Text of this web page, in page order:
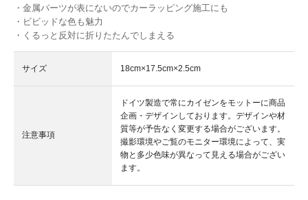
・金属パーツが表にないのでカーラッピング施工にも
・ビビッドな色も魅力
・くるっと反対に折りたたんでしまえる
サイズ 18cm×17.5cm×2.5cm
注意事項
ドイツ製造で常にカイゼンをモットーに商品
企画・デザインしております。デザインや材
質等が予告なく変更する場合がございます。
撮影環境やご覧のモニター環境によって、実
物と多少色味が異なって見える場合がござい
ます。